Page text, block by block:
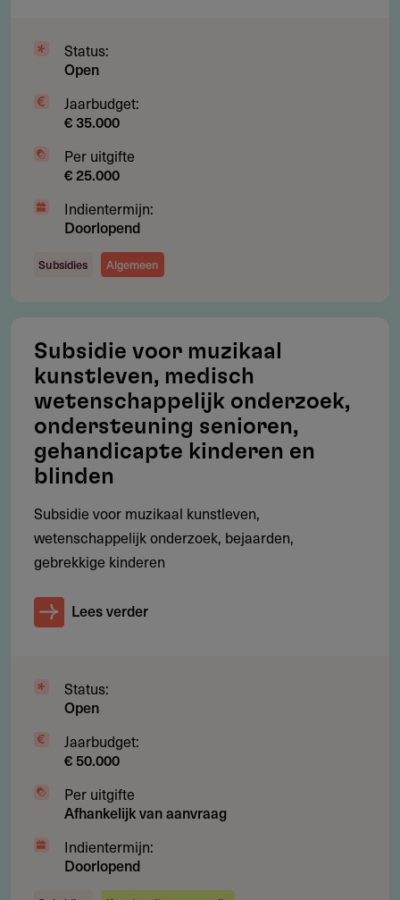
individuele personen.
Jaarverslag 2021
Gebruikersnotities
regeling/verstrekker
Deel je kennis/ervaring over deze regeling of
verstrekker met de Fondswervingonline community.
Contact
Jeugdfonds Sabrina
Mierlingsestraat 6
Nederland
info@jeugdfondssabrina.nl
Status:
Open
Jaarbudget:
€ 35.000
Per uitgifte
€ 25.000
Indientermijn:
Doorlopend
Subsidies Algemeen
Subsidie voor muzikaal
kunstleven, medisch
wetenschappelijk onderzoek,
ondersteuning senioren,
gehandicapte kinderen en
blinden
Subsidie voor muzikaal kunstleven,
wetenschappelijk onderzoek, bejaarden,
gebrekkige kinderen
Lees verder
Status:
Open
Jaarbudget:
€ 50.000
Per uitgifte
Afhankelijk van aanvraag
Indientermijn:
Doorlopend